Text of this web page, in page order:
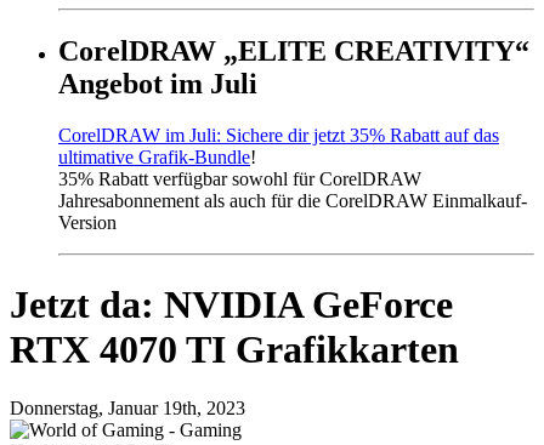
CorelDRAW „ELITE CREATIVITY“
Angebot im Juli
CorelDRAW im Juli: Sichere dir jetzt 35% Rabatt auf das
ultimative Grafik-Bundle!
35% Rabatt verfügbar sowohl für CorelDRAW
Jahresabonnement als auch für die CorelDRAW Einmalkauf-
Version
Jetzt da: NVIDIA GeForce
RTX 4070 TI Grafikkarten
Donnerstag, Januar 19th, 2023